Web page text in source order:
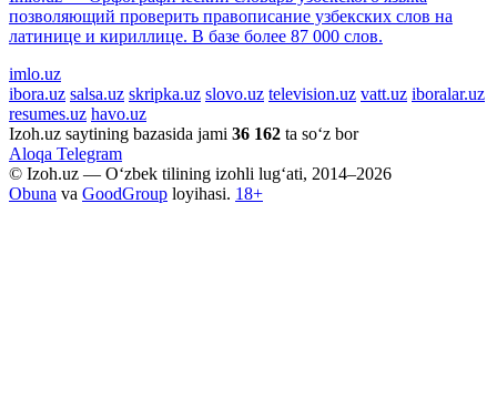
позволяющий проверить правописание узбекских слов на
латинице и кириллице. В базе более 87 000 слов.
imlo.uz
ibora.uz salsa.uz skripka.uz slovo.uz television.uz vatt.uz iboralar.uz
resumes.uz havo.uz
Izoh.uz saytining bazasida jami 36 162 ta so‘z bor
Aloqa Telegram
© Izoh.uz — O‘zbek tilining izohli lug‘ati, 2014–2026
Obuna va GoodGroup loyihasi. 18+